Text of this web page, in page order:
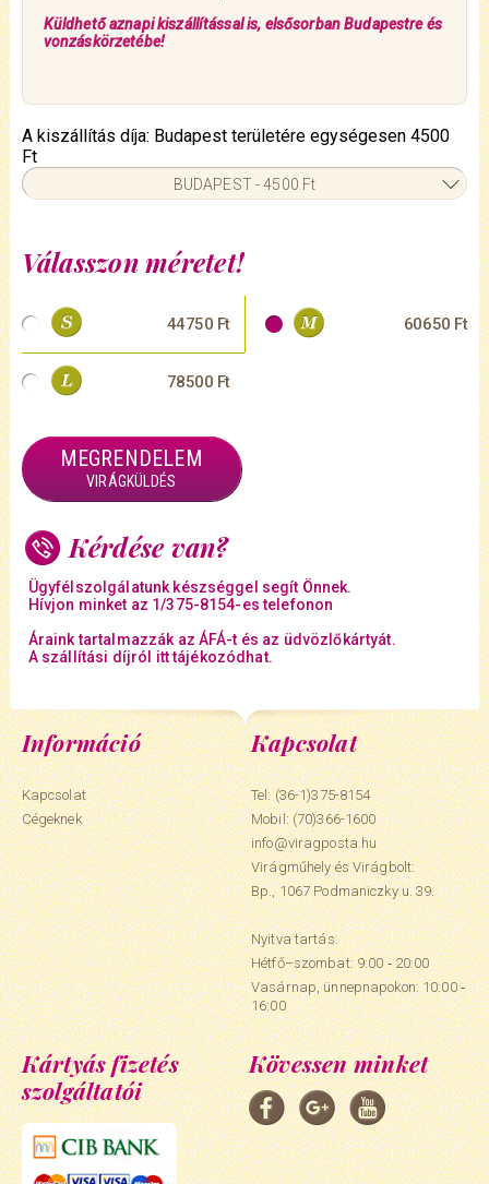
Küldhető aznapi kiszállítással is, elsősorban Budapestre és
vonzáskörzetébe!
Válasszon méretet!
44750 Ft 60650 Ft
78500 Ft
MEGRENDELEM
VIRÁGKÜLDÉS
A kiszállítás díja: Budapest területére egységesen 4500
Ft
BUDAPEST - 4500 Ft
Kérdése van?
Ügyfélszolgálatunk készséggel segít Önnek.
Hívjon minket az 1/375-8154-es telefonon
Áraink tartalmazzák az ÁFÁ-t és az üdvözlőkártyát.
A szállítási díjról itt tájékozódhat.
Információ
Kapcsolat
Cégeknek
Kapcsolat
Tel: (36-1)375-8154
Mobil:(70)366-1600
info@viragposta.hu
Virágműhely és Virágbolt:
Bp., 1067 Podmaniczky u. 39.
Nyitva tartás:
Hétfő–szombat: 9:00 ‑ 20:00
Vasárnap, ünnepnapokon: 10:00 ‑
16:00
Kártyás fizetés
szolgáltatói
Kövessen minket